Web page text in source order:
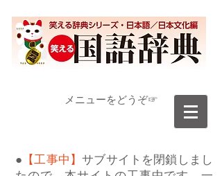
​メニューをどうぞ☞
● 【工事中】サブサイトを閉鎖しまし